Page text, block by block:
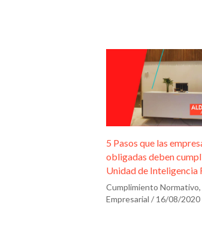
c
n
*
5 Pasos que las
obligadas deben
Unidad de Inteligencia
Cumplimiento Normativo,
Empresarial / 16/08/2020